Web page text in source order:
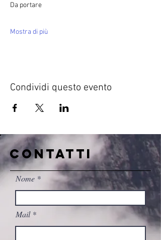
Mostra di più
Condividi questo evento
CONTATTI
Nome
Mail